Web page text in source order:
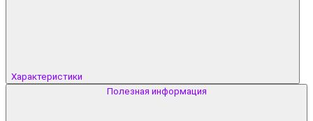
Характеристики
Полезная информация